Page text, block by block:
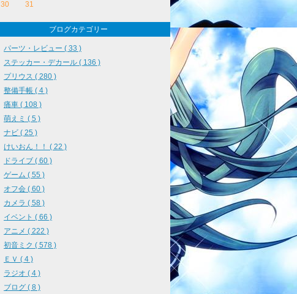
30
31
ブログカテゴリー
パーツ・レビュー ( 33 )
ステッカー・デカール ( 136 )
プリウス ( 280 )
整備手帳 ( 4 )
痛車 ( 108 )
萌えミ ( 5 )
ナビ ( 25 )
けいおん！！ ( 22 )
ドライブ ( 60 )
ゲーム ( 55 )
オフ会 ( 60 )
カメラ ( 58 )
イベント ( 66 )
アニメ ( 222 )
初音ミク ( 578 )
ＥＶ ( 4 )
ラジオ ( 4 )
ブログ ( 8 )